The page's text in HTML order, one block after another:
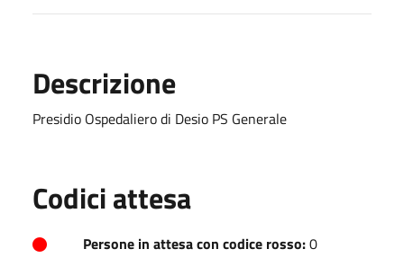
Descrizione
Presidio Ospedaliero di Desio PS Generale
Codici attesa
Persone in attesa con codice rosso:0